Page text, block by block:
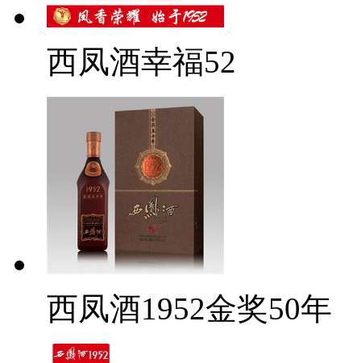
西凤酒幸福52
西凤酒1952金奖50年